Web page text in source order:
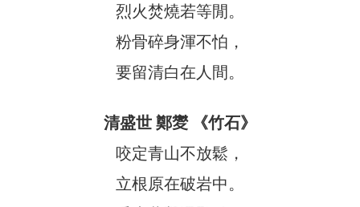
烈火焚燒若等閒。
粉骨碎身渾不怕，
要留清白在人間。
清盛世 鄭夑 《竹石》
咬定青山不放鬆，
立根原在破岩中。